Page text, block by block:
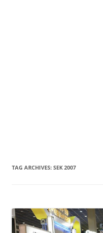
TAG ARCHIVES: SEK 2007